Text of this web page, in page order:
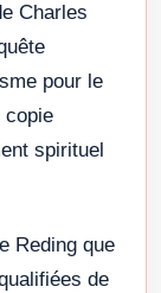
Charles
pour le
copie
spirituel
Reding que
de